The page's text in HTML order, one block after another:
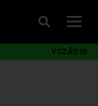
VOZÃO ID